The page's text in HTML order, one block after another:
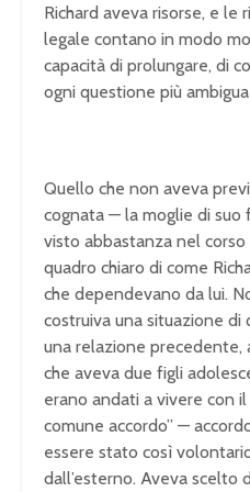
Richard aveva risorse, e le
legale contano in modo
capacità di prolungare, di
ogni questione più
Quello che non aveva
cognata — la moglie di
visto abbastanza nel
quadro chiaro di come
che dependevano da lui.
costruiva una situazione
una relazione precedente,
che aveva due figli
erano andati a vivere con
comune accordo” —
essere stato così
dall’esterno. Aveva scelto